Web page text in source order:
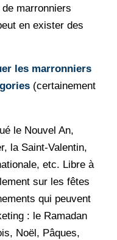
marronniers
en exister des
les marronniers
(certainement
le Nouvel An,
la Saint-Valentin,
etc. Libre à
sur les fêtes
qui peuvent
: le Ramadan
Noël, Pâques,